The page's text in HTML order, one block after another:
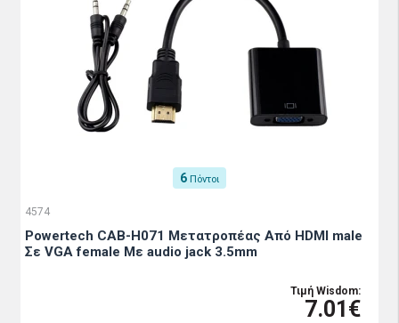
6 Πόντοι
4574
Powertech CAB-H071 Μετατροπέας Από HDMI male
Σε VGA female Με audio jack 3.5mm
Τιμή Wisdom:
7.01€